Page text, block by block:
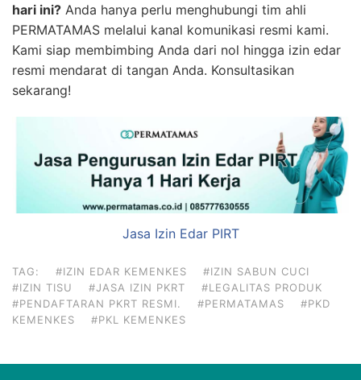
hari ini? Anda hanya perlu menghubungi tim ahli
PERMATAMAS melalui kanal komunikasi resmi kami.
Kami siap membimbing Anda dari nol hingga izin edar
resmi mendarat di tangan Anda. Konsultasikan
sekarang!
Jasa Izin Edar PIRT
TAG: #IZIN EDAR KEMENKES
#IZIN SABUN CUCI
#IZIN TISU
#JASA IZIN PKRT
#LEGALITAS PRODUK
#PENDAFTARAN PKRT RESMI.
#PERMATAMAS
#PKD
KEMENKES
#PKL KEMENKES